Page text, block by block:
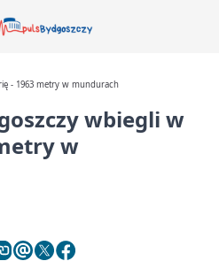
- 1963 metry w mundurach
wbiegli w
w